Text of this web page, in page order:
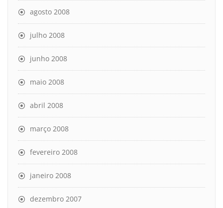
agosto 2008
julho 2008
junho 2008
maio 2008
abril 2008
março 2008
fevereiro 2008
janeiro 2008
dezembro 2007